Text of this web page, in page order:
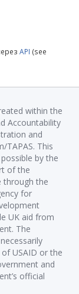
API (see
within the
Accountability
and
TAPAS. This
by the
of the
through the
for
UK aid from
The
USAID or the
and
official